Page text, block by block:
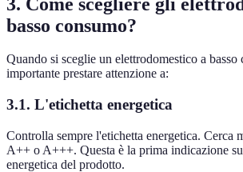
basso consumo?
Quando si sceglie un elettrodomestico a basso
importante prestare attenzione a:
3.1. L'etichetta energetica
Controlla sempre l'etichetta energetica. Cerca
A++ o A+++. Questa è la prima indicazione
energetica del prodotto.